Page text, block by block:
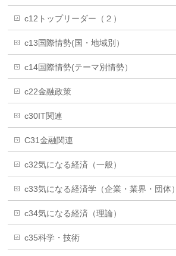
c12トップリーダー（２）
c13国際情勢(国・地域別）
c14国際情勢(テーマ別情勢）
c22金融政策
c30IT関連
C31金融関連
c32気になる経済（一般）
c33気になる経済学（企業・業界・団体）
c34気になる経済（理論）
c35科学・技術